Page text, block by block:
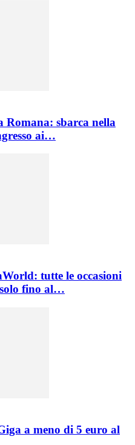
Romana: sbarca nella
ai…
tutte le occasioni
fino al…
a meno di 5 euro al